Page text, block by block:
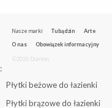
Nasze marki Tubądzin
Arte
O nas
Obowiązek informacyjny
©2026 Domino
:
Płytki beżowe do łazienki
Płytki brązowe do łazienki